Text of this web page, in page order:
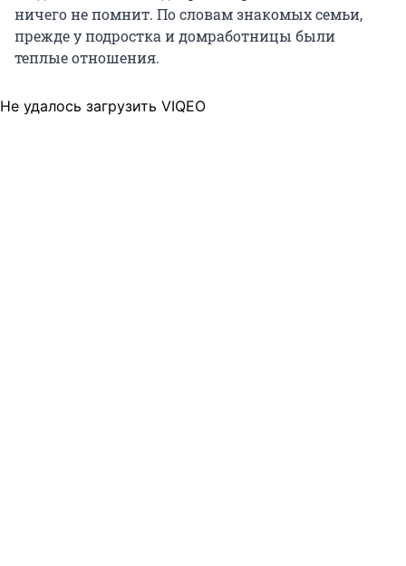
ничего не помнит. По словам знакомых семьи,
прежде у подростка и домработницы были
теплые отношения.
Не удалось загрузить VIQEO